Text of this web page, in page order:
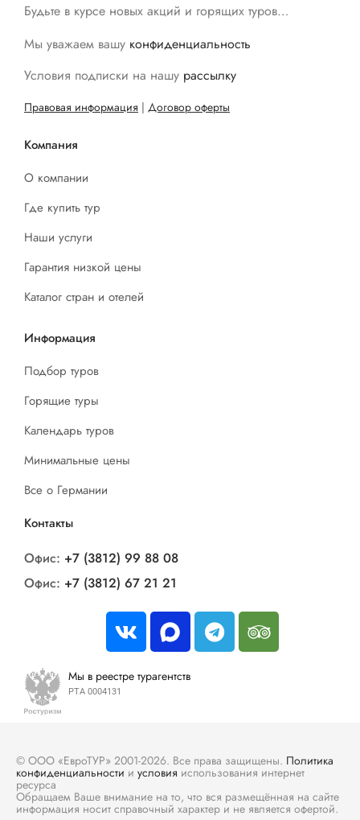
Будьте в курсе новых акций и горящих туров…
Мы уважаем вашу конфиденциальность
Условия подписки на нашу рассылку
Правовая информация | Договор оферты
Компания
О компании
Где купить тур
Наши услуги
Гарантия низкой цены
Каталог стран и отелей
Информация
Подбор туров
Горящие туры
Календарь туров
Минимальные цены
Все о Германии
Контакты
Офис: +7 (3812) 99 88 08
Офис: +7 (3812) 67 21 21
Мы в реестре турагентств
РТА 0004131
© ООО «ЕвроТУР» 2001-2026. Все права защищены. Политика
конфиденциальности и условия использования интернет
ресурса
Обращаем Ваше внимание на то, что вся размещённая на сайте
информация носит справочный характер и не является офертой.